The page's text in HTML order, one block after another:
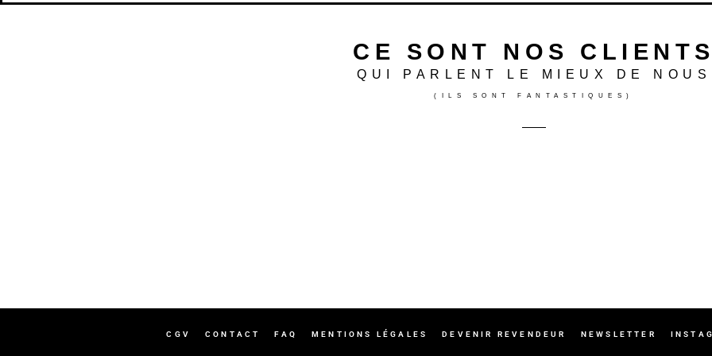
CE SONT NOS
QUI PARLENT LE MIEUX DE NOUS
(ILS SONT FANTASTIQUES)